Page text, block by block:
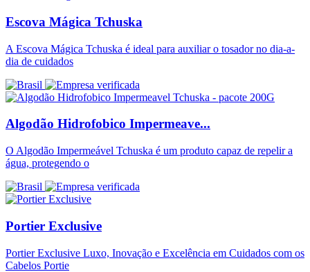
Escova Mágica Tchuska
A Escova Mágica Tchuska é ideal para auxiliar o tosador no dia-a-
dia de cuidados
Algodão Hidrofobico Impermeave...
O Algodão Impermeável Tchuska é um produto capaz de repelir a
água, protegendo o
Portier Exclusive
Portier Exclusive Luxo, Inovação e Excelência em Cuidados com os
Cabelos Portie